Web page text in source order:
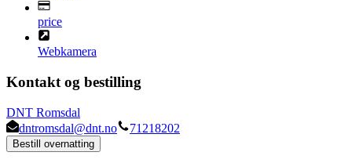
price
Webkamera
Kontakt og bestilling
DNT Romsdal
dntromsdal@dnt.no
71218202
Bestill overnatting